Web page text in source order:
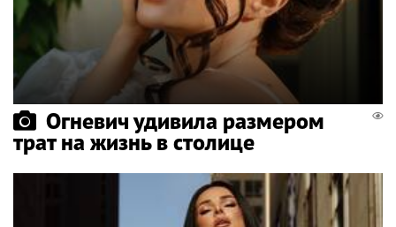
Огневич удивила размером
трат на жизнь в столице